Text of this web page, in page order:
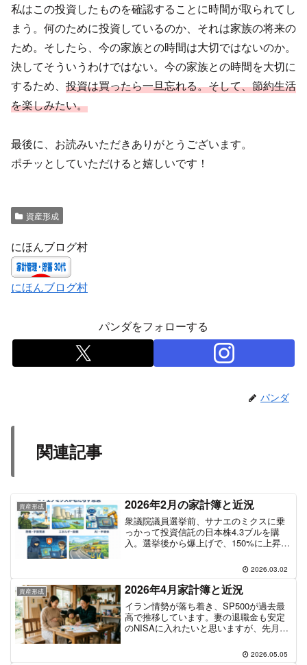
私はこの投資したものを確認することに時間が取られてし
まう。何のために投資しているのか、それは家族の将来の
ため。そしたら、今の家族との時間は大切ではないのか。
決してそういうわけではない。今の家族との時間を大切に
するため、 投資は買ったら一旦忘れる。そして、節約生活
を楽しみたい。
最後に、お読みいただきありがとうございます。
ポチッとしていただけると嬉しいです！
資産形成
にほんブログ村
にほんブログ村
パンダをフォローする
パンダ
関連記事
資産形成 2026年2月の家計簿と近況
衆議院議員選挙前、サナエのミクスに乗
っかって投資信託の日本株4.3ブルを購
入。選挙後から爆上げで、150%に上昇。
まった。今は、ビットコインの下落して
いるので、購入してみてもいいかもと感
じている。
2026.03.02
資産形成 2026年4月家計簿と近況
イラン情勢が落ち着き、SP500が過去最
高で推移しています。妻の退職金も安定
のNISAに入れたいと思いますが、先月の
2026.05.05